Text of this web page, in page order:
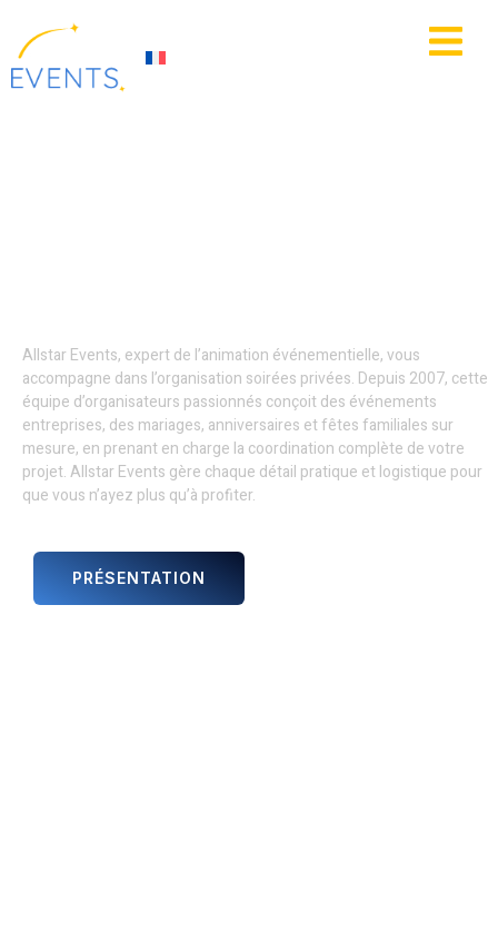
principal
Allstar Events, expert de l’animation événementielle, vous
accompagne dans l’organisation soirées privées. Depuis 2007, cette
équipe d’organisateurs passionnés conçoit des événements
entreprises, des mariages, anniversaires et fêtes familiales sur
mesure, en prenant en charge la coordination complète de votre
projet. Allstar Events gère chaque détail pratique et logistique pour
que vous n’ayez plus qu’à profiter.
PRÉSENTATION